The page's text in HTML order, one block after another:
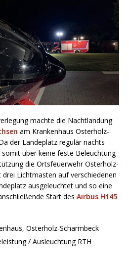
machte die Nachtlandung
am Krankenhaus Osterholz-
der Landeplatz regulär nachts
über keine feste Beleuchtung
die Ortsfeuerwehr Osterholz-
Lichtmasten auf verschiedenen
ausgeleuchtet und so eine
Start des Airbus H145
Osterholz-Scharmbeck
/ Ausleuchtung RTH